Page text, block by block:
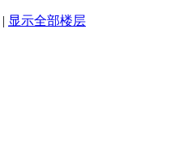
| 显示全部楼层